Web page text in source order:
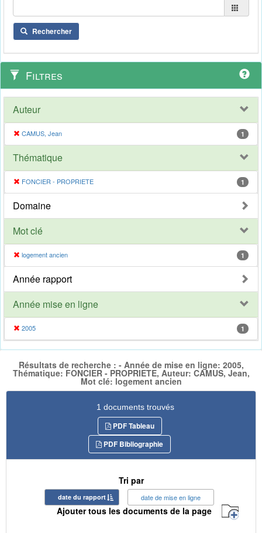
Rechercher
Filtres
Auteur
CAMUS, Jean 1
Thématique
FONCIER - PROPRIETE 1
Domaine
Mot clé
logement ancien 1
Année rapport
Année mise en ligne
2005 1
Résultats de recherche : - Année de mise en ligne: 2005,
Thématique: FONCIER - PROPRIETE, Auteur: CAMUS, Jean,
Mot clé: logement ancien
1 documents trouvés
PDF Tableau
PDF Bibliographie
Tri par
date du rapport date de mise en ligne
Ajouter tous les documents de la page